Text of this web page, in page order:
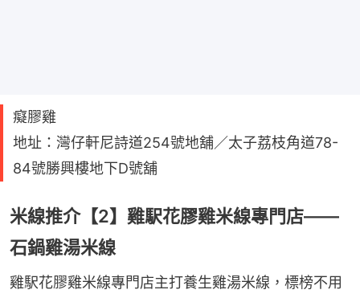
癡膠雞
地址：灣仔軒尼詩道254號地舖／太子荔枝角道78-
84號勝興樓地下D號舖
米線推介【2】雞駅花膠雞米線專門店——
石鍋雞湯米線
雞駅花膠雞米線專門店主打養生雞湯米線，標榜不用